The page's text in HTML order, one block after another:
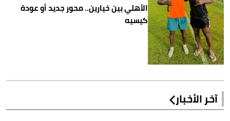
الأهلي بين خيارين.. محور جديد أو عودة
كيسيه
آخر الأخبار